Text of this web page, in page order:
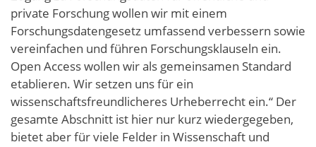
private Forschung wollen wir mit einem
Forschungsdatengesetz umfassend verbessern sowie
vereinfachen und führen Forschungsklauseln ein.
Open Access wollen wir als gemeinsamen Standard
etablieren. Wir setzen uns für ein
wissenschaftsfreundlicheres Urheberrecht ein.“ Der
gesamte Abschnitt ist hier nur kurz wiedergegeben,
bietet aber für viele Felder in Wissenschaft und